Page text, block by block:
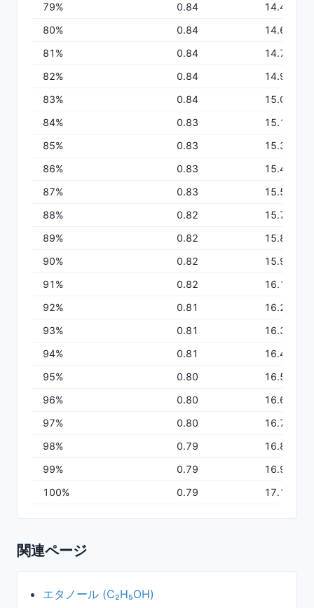
79% 0.84
14.49
80% 0.84
14.63
81 % 0.84
14.77
82% 0.84
14.91
83% 0.84
15.05
84% 0.83
15.18
85% 0.83
15.32
86% 0.83
15.45
87% 0.83
15.59
88% 0.82
15.72
89% 0.82
15.85
90% 0.82
15.98
91 % 0.82
16.10
92% 0.81
16.22
93% 0.81
16.34
94% 0.81
16.46
95% 0.80
16.57
96% 0.80
16.68
97% 0.80
16.78
98% 0.79
16.88
99% 0.79
16.97
100% 0.79 17.13
関連ページ
エタノール (C₂H₅OH)